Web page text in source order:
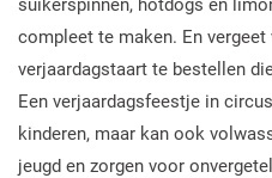
suikerspinnen, hotdogs en
compleet te maken. En
verjaardagstaart te bestellen
Een verjaardagsfeestje in
kinderen, maar kan ook
jeugd en zorgen voor